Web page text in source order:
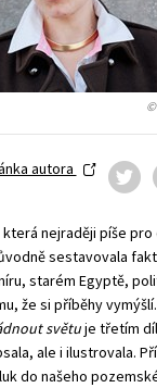
Zahraniční literatura
Všechny tituly
©
autora
nejraději píše pro
sestavovala
starém Egyptě,
že si příběhy
světuje třetím
ale i ilustrovala.
do našeho